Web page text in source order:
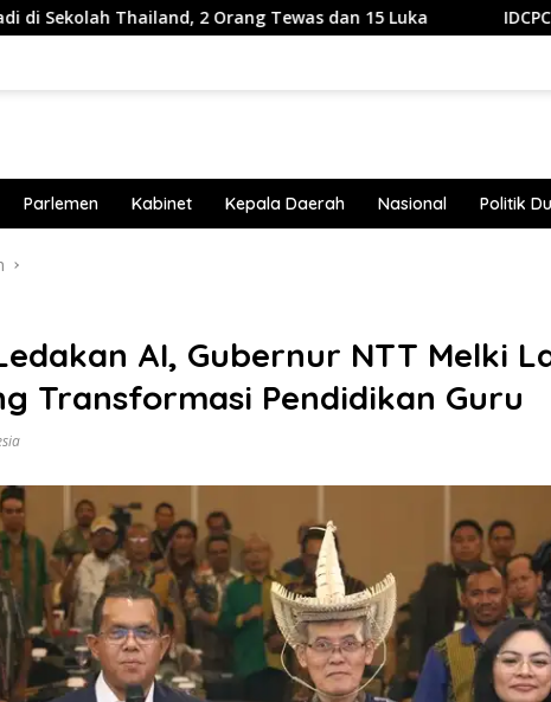
2 Orang Tewas dan 15 Luka IDCPC sebagai
Parlemen Kabinet Kepala Daerah Nasional Politik
AI, Gubernur NTT Melki
Transformasi Pendidikan Guru